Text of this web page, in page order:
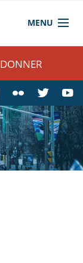
MENU
DONNER